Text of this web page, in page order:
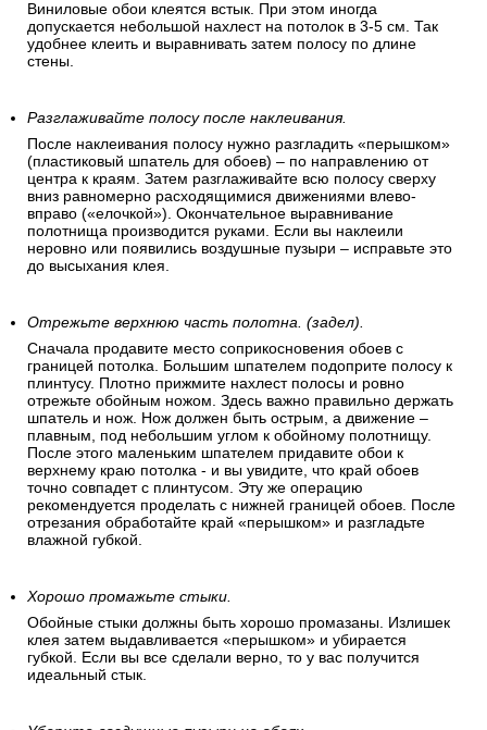
Для точности линии используйте строительный отвес, лазер
или уровень.
Виниловые обои клеятся встык. При этом иногда
допускается небольшой нахлест на потолок в 3-5 см. Так
удобнее клеить и выравнивать затем полосу по длине
стены.
Разглаживайте полосу после наклеивания.
После наклеивания полосу нужно разгладить «перышком»
(пластиковый шпатель для обоев) – по направлению от
вниз равномерно расходящимися движениями влево-
вправо («елочкой»). Окончательное выравнивание
полотнища производится руками. Если вы наклеили
неровно или появились воздушные пузыри – исправьте это
до высыхания клея.
Отрежьте верхнюю часть полотна. (задел).
Сначала продавите место соприкосновения обоев с
границей потолка. Большим шпателем подоприте полосу к
плинтусу. Плотно прижмите нахлест полосы и ровно
отрежьте обойным ножом. Здесь важно правильно держать
шпатель и нож. Нож должен быть острым, а движение –
плавным, под небольшим углом к обойному полотнищу.
верхнему краю потолка - и вы увидите, что край обоев
точно совпадет с плинтусом. Эту же операцию
рекомендуется проделать с нижней границей обоев. После
отрезания обработайте край «перышком» и разгладьте
влажной губкой.